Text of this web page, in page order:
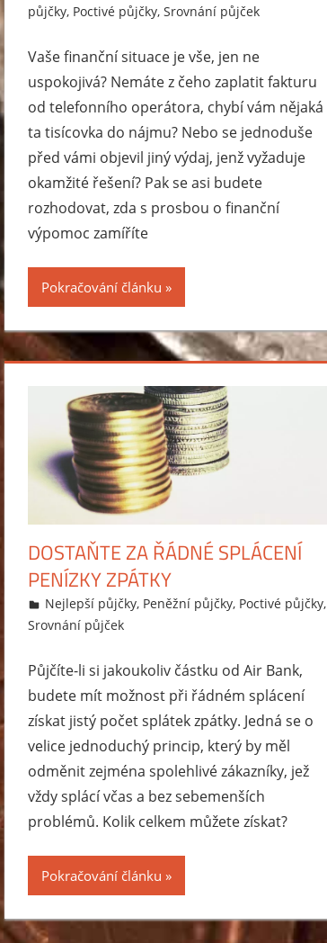
půjčky, Poctivé půjčky, Srovnání půjček
Vaše finanční situace je vše, jen ne
uspokojivá? Nemáte z čeho zaplatit fakturu
od telefonního operátora, chybí vám nějaká
ta tisícovka do nájmu? Nebo se jednoduše
před vámi objevil jiný výdaj, jenž vyžaduje
okamžité řešení? Pak se asi budete
rozhodovat, zda s prosbou o finanční
výpomoc zamíříte
Pokračování článku
DOSTAŇTE ZA ŘÁDNÉ SPLÁCENÍ
PENÍZKY ZPÁTKY
30.11.2014
Markéta Svobodová
Nejlepší půjčky, Peněžní půjčky, Poctivé půjčky,
Srovnání půjček
Půjčíte-li si jakoukoliv částku od Air Bank,
budete mít možnost při řádném splácení
získat jistý počet splátek zpátky. Jedná se o
velice jednoduchý princip, který by měl
odměnit zejména spolehlivé zákazníky, jež
vždy splácí včas a bez sebemenších
problémů. Kolik celkem můžete získat?
Pokračování článku